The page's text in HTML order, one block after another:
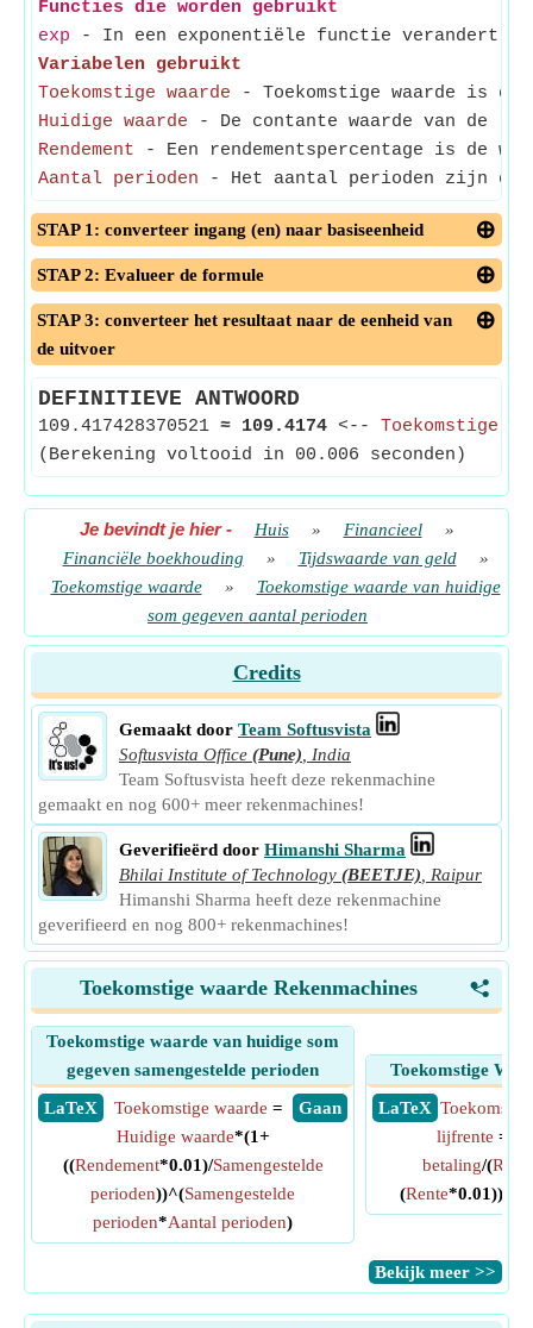
Functies die worden gebruikt
exp - In een exponentiële functie verandert de
Variabelen gebruikt
Toekomstige waarde - Toekomstige waarde is de
Huidige waarde - De contante waarde van de
Rendement - Een rendementspercentage is de
Aantal perioden - Het aantal perioden zijn de
STAP 1: converteer ingang (en) naar basiseenheid
STAP 2: Evalueer de formule
STAP 3: converteer het resultaat naar de eenheid van
de uitvoer
DEFINITIEVE ANTWOORD
109.417428370521 ≈ 109.4174 <-- Toekomstige
(Berekening voltooid in 00.006 seconden)
Je bevindt je hier- Huis » Financieel
»
Financiële boekhouding
» Tijdswaarde van geld
»
Toekomstige waarde
»
Toekomstige waarde van huidige
som gegeven aantal perioden
Credits
Gemaakt door Team Softusvista
Softusvista Office (Pune)
India
Team Softusvista heeft deze rekenmachine
gemaakt en nog 600+ meer rekenmachines!
Geverifieërd door Himanshi Sharma
Bhilai Institute of Technology (BEETJE)
Raipur
Himanshi Sharma heeft deze rekenmachine
geverifieerd en nog 800+ rekenmachines!
<
Toekomstige waarde Rekenmachines
Toekomstige waarde van huidige som
gegeven samengestelde perioden
​ LaTeX
​ Gaan
Toekomstige waarde =
Huidige waarde*(1+
((Rendement*0.01)/Samengestelde
perioden))^(Samengestelde
perioden*Aantal perioden)
Toekomstige
​ LaTeX
lijfrente = (
betaling/(
(Rente*0.01))^
​Bekijk meer >>